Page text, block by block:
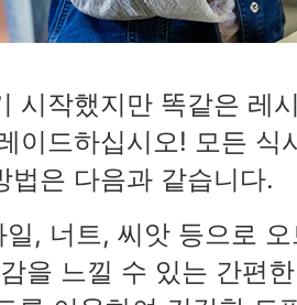
시작했지만 똑같은 레
이드하십시오! 모든 식
법은 다음과 같습니다.
일, 너트, 씨앗 등으로
을 느낄 수 있는 간편